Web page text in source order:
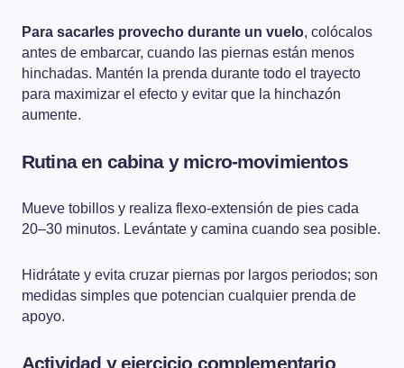
Para sacarles provecho durante un vuelo, colócalos
antes de embarcar, cuando las piernas están menos
hinchadas. Mantén la prenda durante todo el trayecto
para maximizar el efecto y evitar que la hinchazón
aumente.
Rutina en cabina y micro-movimientos
Mueve tobillos y realiza flexo-extensión de pies cada
20–30 minutos. Levántate y camina cuando sea posible.
Hidrátate y evita cruzar piernas por largos periodos; son
medidas simples que potencian cualquier prenda de
apoyo.
Actividad y ejercicio complementario